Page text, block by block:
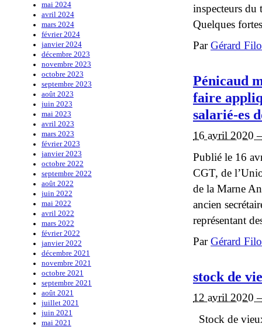
inspecteurs
Quelques
ParGérard
Pénicaud
faire
salarié-es
16 avril 2020
Publié le 16
CGT, de
de la Marne
ancien
représentant
ParGérard
stock de
12 avril 2020
Stock de
mai 2024
avril 2024
mars 2024
février 2024
janvier 2024
décembre 2023
novembre 2023
octobre 2023
septembre 2023
août 2023
juin 2023
mai 2023
avril 2023
mars 2023
février 2023
janvier 2023
octobre 2022
septembre 2022
août 2022
juin 2022
mai 2022
avril 2022
mars 2022
février 2022
janvier 2022
décembre 2021
novembre 2021
octobre 2021
septembre 2021
août 2021
juillet 2021
juin 2021
mai 2021